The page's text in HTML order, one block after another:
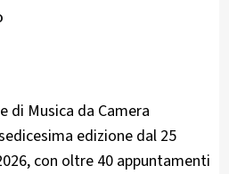
di Musica da Camera
edizione dal 25
con oltre 40 appuntamenti